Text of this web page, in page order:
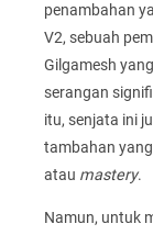
penambahan
V2, sebuah
Gilgamesh
serangan
itu, senjata ini
tambahan
atau mastery.
Namun, untuk